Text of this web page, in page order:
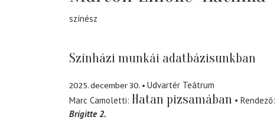
színész
Színházi munkái adatbázisunkban
2025. december 30.
Udvartér Teátrum
Marc Camoletti Hatan pizsamában Rendező
Brigitte 2.